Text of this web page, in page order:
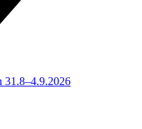
31.8–4.9.2026